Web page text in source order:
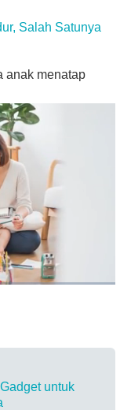
Salah Satunya
anak menatap
untuk